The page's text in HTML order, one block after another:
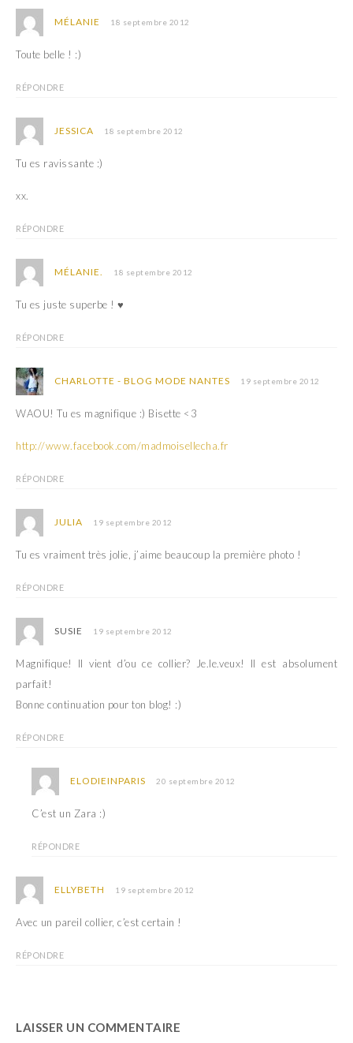
MÉLANIE 18 septembre 2012
Toute belle ! :)
RÉPONDRE
JESSICA 18 septembre 2012
Tu es ravissante :)
xx.
RÉPONDRE
MÉLANIE. 18 septembre 2012
Tu es juste superbe ! ♥
RÉPONDRE
CHARLOTTE - BLOG MODE NANTES 19 septembre 2012
WAOU! Tu es magnifique :) Bisette <3
http://www.facebook.com/madmoisellecha.fr
RÉPONDRE
JULIA 19 septembre 2012
Tu es vraiment très jolie, j’aime beaucoup la première photo !
RÉPONDRE
SUSIE 19 septembre 2012
Magnifique! Il vient d’ou ce collier? Je.le.veux! Il est absolument
parfait!
Bonne continuation pour ton blog! :)
RÉPONDRE
ELODIEINPARIS 20 septembre 2012
C’est un Zara :)
RÉPONDRE
ELLYBETH 19 septembre 2012
Avec un pareil collier, c’est certain !
RÉPONDRE
LAISSER UN COMMENTAIRE